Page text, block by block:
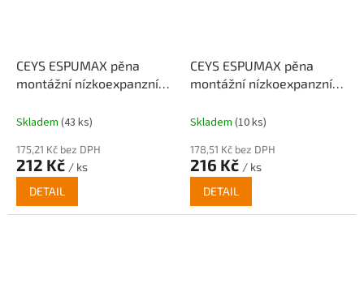
CEYS ESPUMAX pěna
montážní nízkoexpanzní
Skladem (43 ks)
175,21 Kč bez DPH
212 Kč / ks
DETAIL
CEYS ESPUMAX pěna
montážní nízkoexpanzní
Skladem (10 ks)
178,51 Kč bez DPH
216 Kč / ks
DETAIL